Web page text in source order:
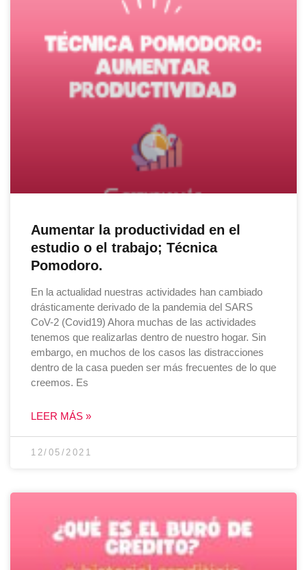
Aumentar la productividad en el
estudio o el trabajo; Técnica
Pomodoro.
En la actualidad nuestras actividades han cambiado
drásticamente derivado de la pandemia del SARS
CoV-2 (Covid19) Ahora muchas de las actividades
tenemos que realizarlas dentro de nuestro hogar. Sin
embargo, en muchos de los casos las distracciones
dentro de la casa pueden ser más frecuentes de lo que
creemos. Es
LEER MÁS »
12/05/2021